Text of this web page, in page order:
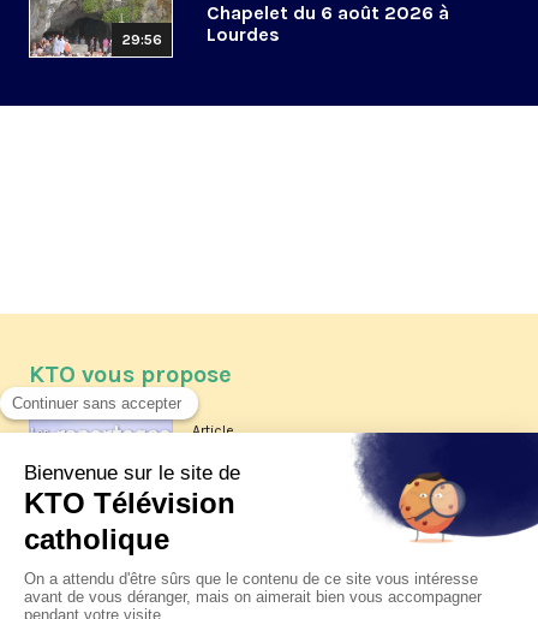
29:56
Chapelet du 6 août 2026 à
Lourdes
KTO vous propose
Article
Les reportages d'été 2026 de KTO
La visite pastorale du pape Léon
XIV à Assise à suivre sur KTO le
jeudi 6 août